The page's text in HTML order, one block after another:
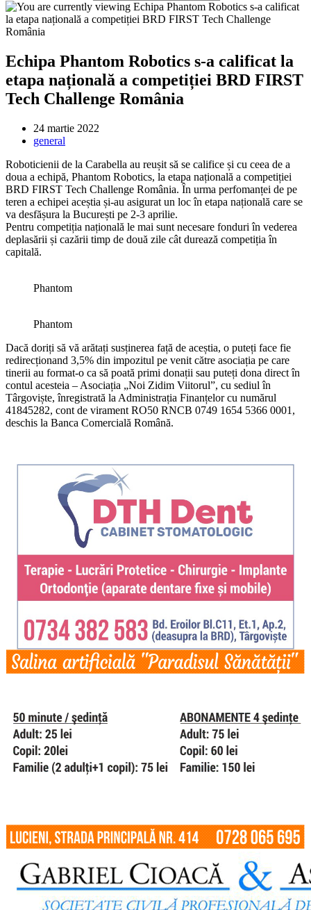
Echipa Phantom Robotics s-a calificat la
etapa națională a competiției BRD FIRST
Tech Challenge România
Post
published:
24 martie 2022
Post
general
Roboticienii de la Carabella au reușit să se califice și cu ceea de a
doua a echipă, Phantom Robotics, la etapa națională a competiției
BRD FIRST Tech Challenge România. În urma perfomanței de pe
teren a echipei aceștia și-au asigurat un loc în etapa națională care se
va desfășura la București pe 2-3 aprilie.
Pentru competiția națională le mai sunt necesare fonduri în vederea
deplasării și cazării timp de două zile cât durează competiția în
capitală.
Phantom
Phantom
Dacă doriți să vă arătați susținerea față de aceștia, o puteți face fie
redirecționand 3,5% din impozitul pe venit către asociația pe care
tinerii au format-o ca să poată primi donații sau puteți dona direct în
contul acesteia – Asociația „Noi Zidim Viitorul”, cu sediul în
Târgoviște, înregistrată la Administrația Finanțelor cu numărul
41845282, cont de virament RO50 RNCB 0749 1654 5366 0001,
deschis la Banca Comercială Română.